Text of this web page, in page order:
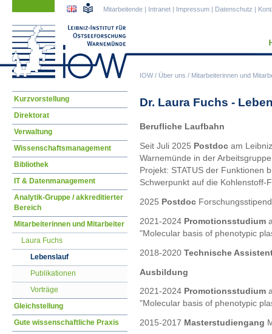
IOW/ Über uns / Mitarbeiterinnen und
Mitarbeitende | Intranet | Impressum | Datenschutz |
Dr. Laura Fuchs -
Berufliche Laufbahn
Seit Juli 2025 Postdoc am
Warnemünde in der
Projekt: STATUS der Funktionen
Schwerpunkt auf die Kohlenstoff-
2025 Postdoc
2021-2024 Promotionsstudium
"Molecular basis of phenotypic
2018-2020 Technische
Ausbildung
2021-2024 Promotionsstudium
"Molecular basis of phenotypic
2015-2017 Masterstudiengang
Navigation
Kurzvorstellung
Direktorat
Verwaltung
Wissenschaftsmanagement
Bibliothek
IT & Datenmanagement
Analytik-Gruppe / akkreditierter
Bereich
Mitarbeiterinnen und Mitarbeiter
Laura Fuchs
Lebenslauf
Publikationen
Vorträge
Gleichstellung
Gute wissenschaftliche Praxis